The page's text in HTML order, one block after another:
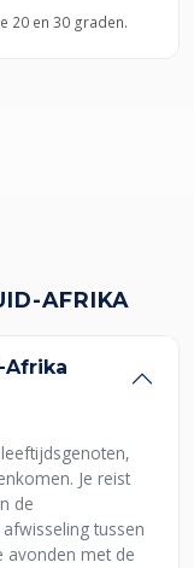
20 en 30 graden.
AFRIKA
Afrika
Je reist
de
tussen
avonden met de